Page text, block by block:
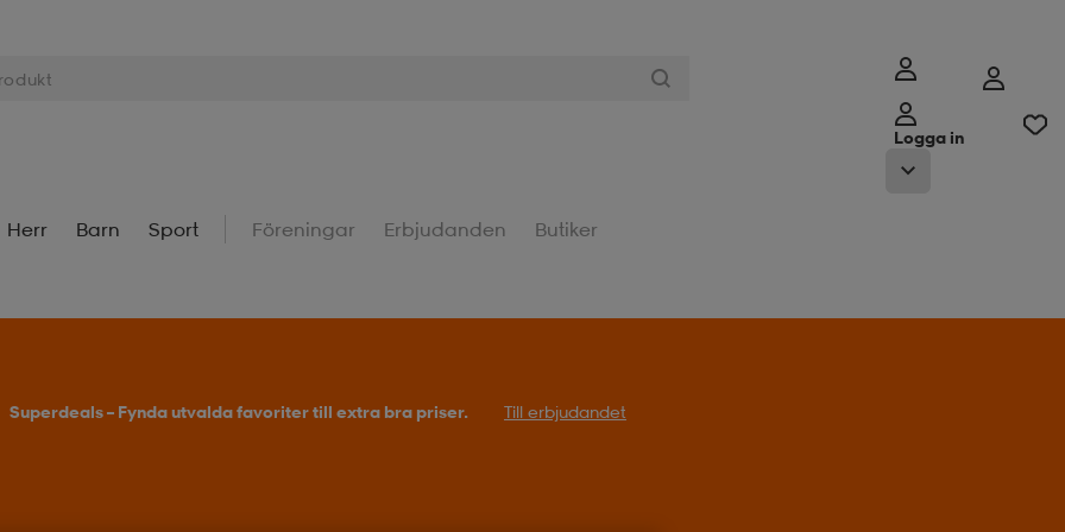
Logga in
Herr Barn Sport Föreningar Erbjudanden Butiker
Superdeals – Fynda utvalda favoriter till extra bra priser. Till erbjudandet